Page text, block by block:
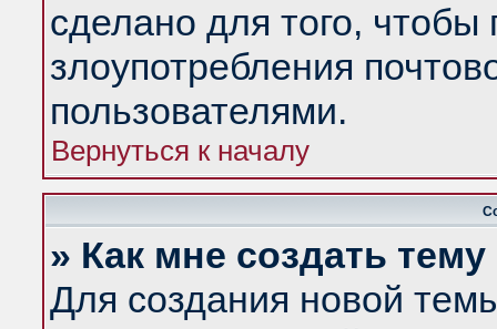
сделано для того, чтобы
злоупотребления
пользователями.
Вернуться к началу
» Как мне создать
Для создания новой